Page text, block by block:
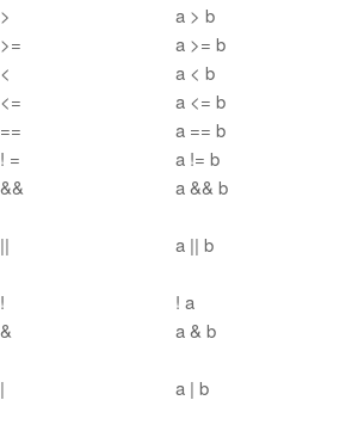
>
a > b
>=
a >= b
<
a < b
<=
a <= b
==
a == b
! =
a != b
&&
a && b
||
a || b
!
! a
&
a & b
|
a | b